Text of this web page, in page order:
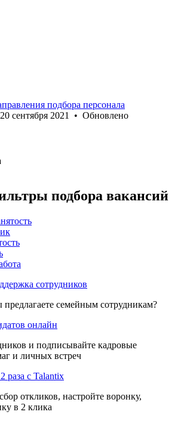
подбора персонала
20 сентября 2021 • Обновлено
подбора вакансий
сотрудников
семейным сотрудникам?
онлайн
и подписывайте кадровые
и личных встреч
раза с Talantix
откликов, настройте воронку,
в 2 клика